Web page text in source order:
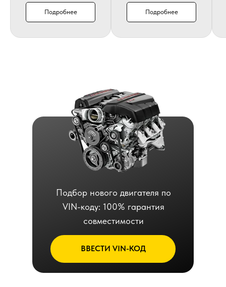
Подробнее Подробнее
ВВЕСТИ VIN-КОД
Подбор нового двигателя по
VIN-коду: 100% гарантия
совместимости